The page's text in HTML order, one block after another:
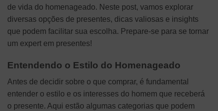
de vida do homenageado. Neste post, vamos explorar
diversas opções de presentes, dicas valiosas e insights
que podem facilitar sua escolha. Prepare-se para se tornar
um expert em presentes!
Entendendo o Estilo do Homenageado
Antes de decidir sobre o que comprar, é fundamental
entender o estilo e os interesses do homem que receberá
o presente. Aqui estão algumas categorias que podem